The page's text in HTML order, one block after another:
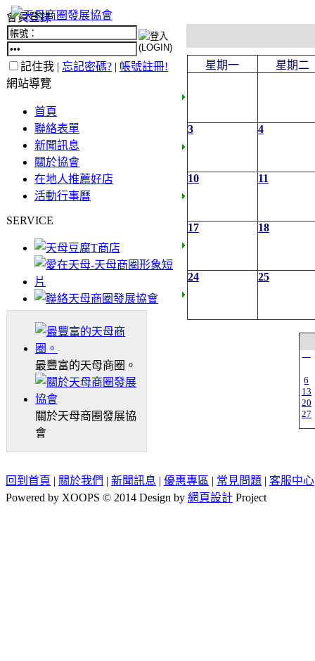
會員登錄
記住我 | 忘記密碼? | 帳號註冊!
網站導覽
首頁
聯絡表單
新聞訊息
關於協會
在地人推薦好店
活動行事曆
SERVICE
最豐富的天母商圈。
關於天母商圈發展協
會
星期一 星期二
3 4
10 11
17 18
24 25
一
6
13
20
27
回到首頁 | 關於我們 | 新聞訊息 | 優惠專區 | 常見問題 | 客服中心
Powered by XOOPS © 2014 Design by 網頁設計 Project